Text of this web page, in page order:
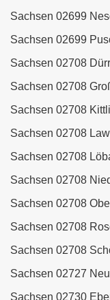
Sachsen 02699
Sachsen 02699
Sachsen 02708
Sachsen 02708
Sachsen 02708
Sachsen 02708
Sachsen 02708
Sachsen 02708
Sachsen 02708
Sachsen 02708
Sachsen 02708
Sachsen 02727
Sachsen 02730